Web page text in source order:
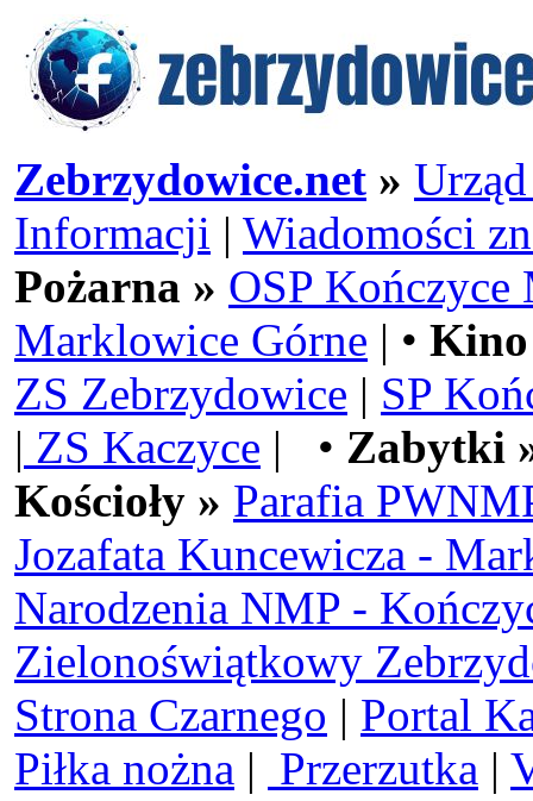
Zebrzydowice.net »
Informacji | Wiadomości
Pożarna » OSP Kończyce
Marklowice Górne | •
ZS Zebrzydowice | SP
| ZS Kaczyce | • Zabytki
Kościoły » Parafia
Jozafata Kuncewicza -
Narodzenia NMP -
Zielonoświątkowy
Strona Czarnego | Portal
Piłka nożna | Przerzutka |